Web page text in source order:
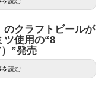
のクラフトビールが
ツ使用の“8
”発売
を読む